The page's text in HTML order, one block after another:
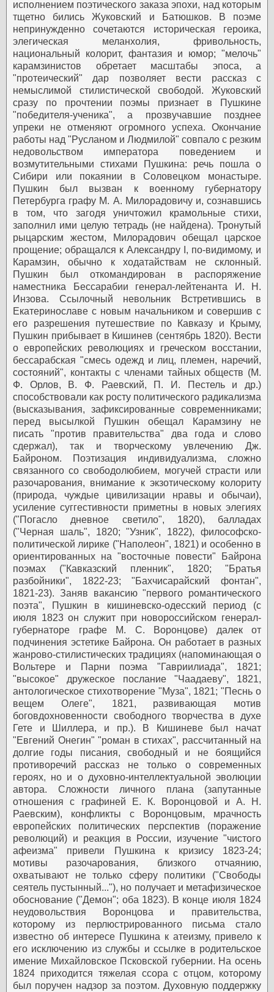
исполнением поэтического заказа эпохи, над которым
тщетно бились Жуковский и Батюшков. В поэме
непринужденно сочетаются историческая героика,
элегическая меланхолия, фривольность,
национальный колорит, фантазия и юмор; "мелочь"
карамзинистов обретает масштабы эпоса, а
"протеический" дар позволяет вести рассказ с
немыслимой стилистической свободой. Жуковский
сразу по прочтении поэмы признает в Пушкине
"победителя-ученика", а прозвучавшие позднее
упреки не отменяют огромного успеха.
Окончание
работы над "Русланом и Людмилой" совпало с резким
недовольством императора поведением и
возмутительными стихами Пушкина: речь пошла о
Сибири или покаянии в Соловецком монастыре.
Пушкин был вызван к военному губернатору
Петербурга графу М. А. Милорадовичу и, сознавшись
в том, что загодя уничтожил крамольные стихи,
заполнил ими целую тетрадь (не найдена). Тронутый
рыцарским жестом, Милорадович обещал царское
прощение; обращался к Александру I, по-видимому, и
Карамзин, обычно к ходатайствам не склонный.
Пушкин был откомандирован в распоряжение
наместника Бессарабии генерал-лейтенанта И. Н.
Инзова.
Ссылочный невольник
Встретившись в
Екатеринославе с новым начальником и совершив с
его разрешения путешествие по Кавказу и Крыму,
Пушкин прибывает в Кишинев (сентябрь 1820). Вести
о европейских революциях и греческом восстании,
бессарабская "смесь одежд и лиц, племен, наречий,
состояний", контакты с членами тайных обществ (М.
Ф. Орлов, В. Ф. Раевский, П. И. Пестель и др.)
способствовали как росту политического радикализма
(высказывания, зафиксированные современниками;
перед высылкой Пушкин обещал Карамзину не
писать "против правительства" два года и слово
сдержал), так и творческому увлечению Дж.
Байроном. Поэтизация индивидуализма, сложно
связанного со свободолюбием, могучей страсти или
разочарования, внимание к экзотическому колориту
(природа, чуждые цивилизации нравы и обычаи),
усиление суггестивности приметны в новых элегиях
("Погасло дневное светило", 1820), балладах
("Черная шаль", 1820; "Узник", 1822), философско-
политической лирике ("Наполеон", 1821) и особенно в
ориентированных на "восточные повести" Байрона
поэмах ("Кавказский пленник", 1820; "Братья
разбойники", 1822-23; "Бахчисарайский фонтан",
1821-23). Заняв вакансию "первого романтического
поэта", Пушкин в кишиневско-одесский период (с
июля 1823 он служит при новороссийском генерал-
губернаторе графе М. С. Воронцове) далек от
подчинения эстетике Байрона. Он работает в разных
жанрово-стилистических традициях (напоминающая о
Вольтере и Парни поэма "Гавриилиада", 1821;
"высокое" дружеское послание "Чаадаеву", 1821,
антологическое стихотворение "Муза", 1821; "Песнь о
вещем Олеге", 1821, развивающая мотив
боговдохновенности свободного творчества в духе
Гете и Шиллера, и пр.). В Кишиневе был начат
"Евгений Онегин" "роман в стихах", рассчитанный на
долгие годы писания, свободный и не боящийся
противоречий рассказ не только о современных
героях, но и о духовно-интеллектуальной эволюции
автора.
Сложности личного плана (запутанные
отношения с графиней Е. К. Воронцовой и А. Н.
Раевским), конфликты с Воронцовым, мрачность
европейских политических перспектив (поражение
революций) и реакция в России, изучение "чистого
афеизма" привели Пушкина к кризису 1823-24;
мотивы разочарования, близкого отчаянию,
охватывают не только сферу политики ("Свободы
сеятель пустынный..."), но получает и метафизическое
обоснование ("Демон"; оба 1823). В конце июля 1824
неудовольствия Воронцова и правительства,
которому из перлюстрированного письма стало
известно об интересе Пушкина к атеизму, привело к
его исключению из службы и ссылке в родительское
имение Михайловское Псковской губернии. На осень
1824 приходится тяжелая ссора с отцом, которому
был поручен надзор за поэтом. Духовную поддержку